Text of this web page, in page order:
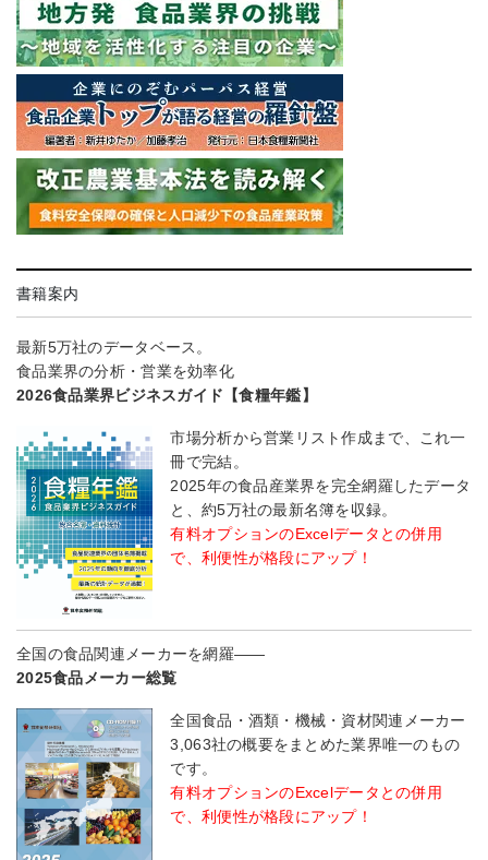
書籍案内
最新5万社のデータベース。
食品業界の分析・営業を効率化
2026食品業界ビジネスガイド【食糧年鑑】
市場分析から営業リスト作成まで、これ一
冊で完結。
2025年の食品産業界を完全網羅したデータ
と、約5万社の最新名簿を収録。
有料オプションのExcelデータとの併用
で、利便性が格段にアップ！
全国の食品関連メーカーを網羅――
2025食品メーカー総覧
全国食品・酒類・機械・資材関連メーカー
3,063社の概要をまとめた業界唯一のもの
です。
有料オプションのExcelデータとの併用
で、利便性が格段にアップ！